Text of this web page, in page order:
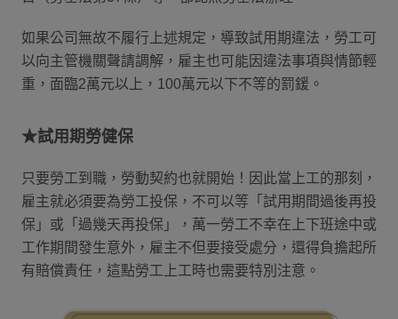
如果公司無故不履行上述規定，導致試用期違法，勞工可
以向主管機關聲請調解，雇主也可能因違法事項與情節輕
重，面臨2萬元以上，100萬元以下不等的罰鍰。
★試用期勞健保
只要勞工到職，勞動契約也就開始！因此當上工的那刻，
雇主就必須要為勞工投保，不可以等「試用期間過後再投
保」或「過幾天再投保」，萬一勞工不幸在上下班途中或
工作期間發生意外，雇主不但要接受處分，還得負擔起所
有賠償責任，這點勞工上工時也需要特別注意。